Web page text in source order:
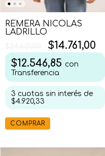
REMERA NICOLAS
LADRILLO
$14.761,00
$12.546,85 con
Transferencia
3 cuotas sin interés de
$4.920,33
COMPRAR